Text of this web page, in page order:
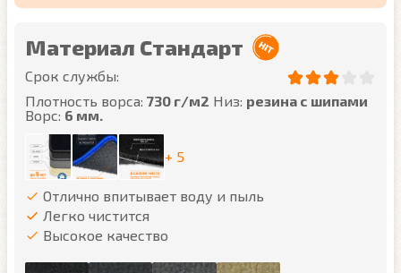
Материал Стандарт
Срок службы:
Плотность ворса: 730 г/м2 Низ: резина с шипами
Ворс: 6 мм.
+ 5
Отлично впитывает воду и пыль
Легко чистится
Высокое качество